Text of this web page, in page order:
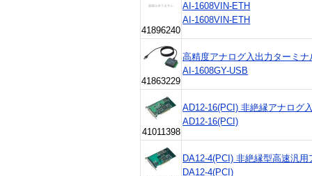
41896240
AI-1608VIN-ETH
AI-1608VIN-ETH
41863229
高精度アナログ入出力ターミ
AI-1608GY-USB
41011398
AD12-16(PCI) 非絶縁アナログ
AD12-16(PCI)
DA12-4(PCI) 非絶縁型高速汎用
DA12-4(PCI)